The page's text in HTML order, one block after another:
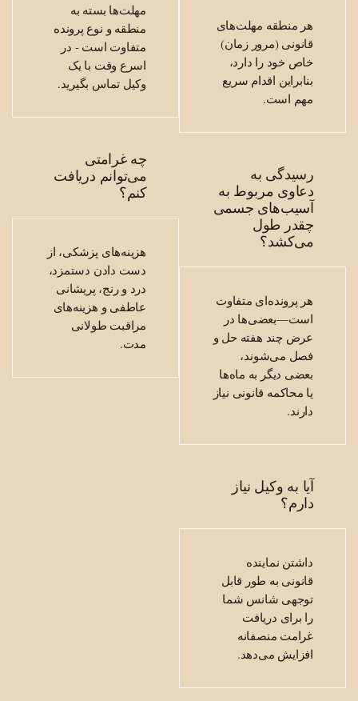
منطقه مهلت‌های
(مرور زمان)
خود را دارد،
اقدام سریع
به
مربوط به
جسمی
طول
پرونده‌ای متفاوت
در
چند هفته حل و
می‌شوند،
دیگر به ماه‌ها
محاکمه قانونی نیاز
به وکیل نیاز
نماینده
به طور قابل
شانس شما
برای دریافت
منصفانه
می‌دهد.
مهلت‌ها بسته به
منطقه و نوع پرونده
متفاوت است - در
اسرع وقت با یک
وکیل تماس بگیرید.
چه غرامتی
می‌توانم دریافت
هزینه‌های پزشکی، از
دست دادن دستمزد،
درد و رنج، پریشانی
عاطفی و هزینه‌های
مراقبت طولانی